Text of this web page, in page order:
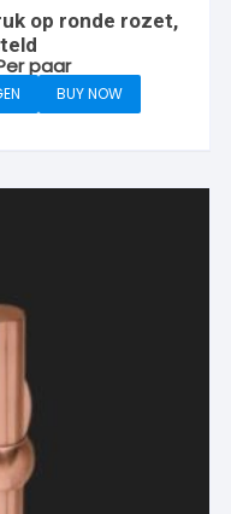
op ronde rozet,
paar
BUY NOW